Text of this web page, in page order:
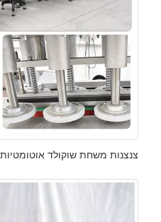
צנצנות משחת שוקולד